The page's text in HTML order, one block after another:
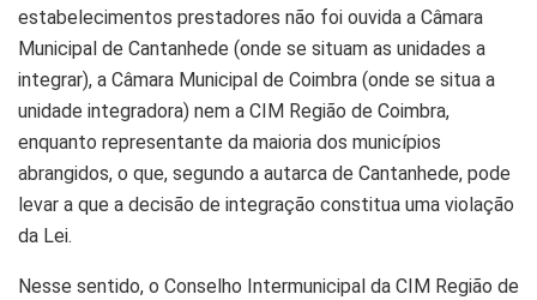
estabelecimentos prestadores não foi ouvida a Câmara
Municipal de Cantanhede (onde se situam as unidades a
integrar), a Câmara Municipal de Coimbra (onde se situa a
unidade integradora) nem a CIM Região de Coimbra,
enquanto representante da maioria dos municípios
abrangidos, o que, segundo a autarca de Cantanhede, pode
levar a que a decisão de integração constitua uma violação
da Lei.
Nesse sentido, o Conselho Intermunicipal da CIM Região de